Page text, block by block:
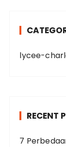
lycee-
RECENT
7